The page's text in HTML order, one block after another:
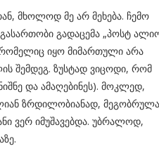
მხოლოდ მე არ მეხება. ჩემო
გადაცემა „პოსტ
რომელიც იყო მიმართული არა
შემდეგ. ზუსტად ვიცოდი, რომ
და ამაღებინეს). მოკლედ,
ზრდილობიანად,
ვერ იმუშავებდა. უბრალოდ,